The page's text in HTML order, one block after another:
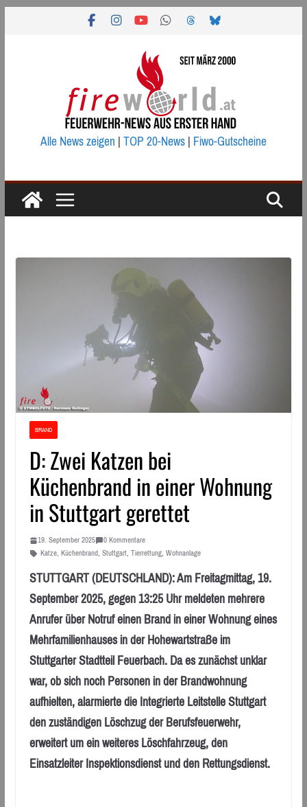
Alle News zeigen|TOP 20-News|Fiwo-Gutscheine
BRAND
D: Zwei Katzen bei
Küchenbrand in einer Wohnung
in Stuttgart gerettet
19. September 2025
0 Kommentare
Katze, Küchenbrand, Stuttgart, Tierrettung, Wohnanlage
STUTTGART (DEUTSCHLAND): Am Freitagmittag, 19.
September 2025, gegen 13:25 Uhr meldeten mehrere
Anrufer über Notruf einen Brand in einer Wohnung eines
Mehrfamilienhauses in der Hohewartstraße im
Stuttgarter Stadtteil Feuerbach. Da es zunächst unklar
war, ob sich noch Personen in der Brandwohnung
aufhielten, alarmierte die Integrierte Leitstelle Stuttgart
den zuständigen Löschzug der Berufsfeuerwehr,
erweitert um ein weiteres Löschfahrzeug, den
Einsatzleiter Inspektionsdienst und den Rettungsdienst.